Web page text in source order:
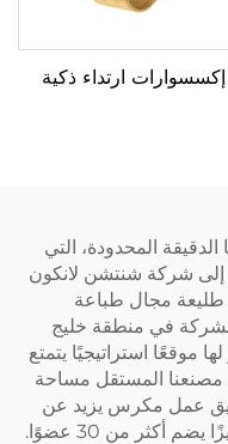
إكسسوارات ارتداء ذكية
المحدودة، التي
جذورها إلى شركة شنتشن لانكون
طليعة مجال طباعة
في منطقة خليج
موقعًا استراتيجيًا يتمتع
مصنعنا المستقل مساحة
ويضم فريق عمل مكرس يزيد عن
500 موظف وفريق بحث وتطوير متميزًا يضم أكثر من 30 عضوًا.